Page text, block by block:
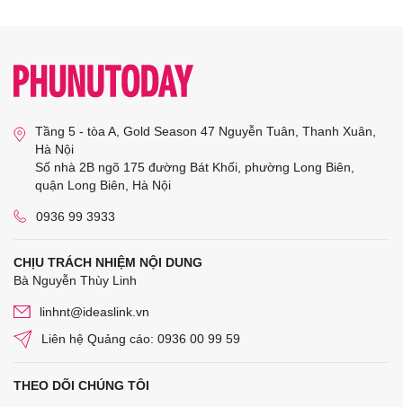
Tầng 5 - tòa A, Gold Season 47 Nguyễn Tuân, Thanh Xuân,
Hà Nội
Số nhà 2B ngõ 175 đường Bát Khối, phường Long Biên,
quận Long Biên, Hà Nội
0936 99 3933
CHỊU TRÁCH NHIỆM NỘI DUNG
Bà Nguyễn Thùy Linh
linhnt@ideaslink.vn
Liên hệ Quảng cáo: 0936 00 99 59
THEO DÕI CHÚNG TÔI